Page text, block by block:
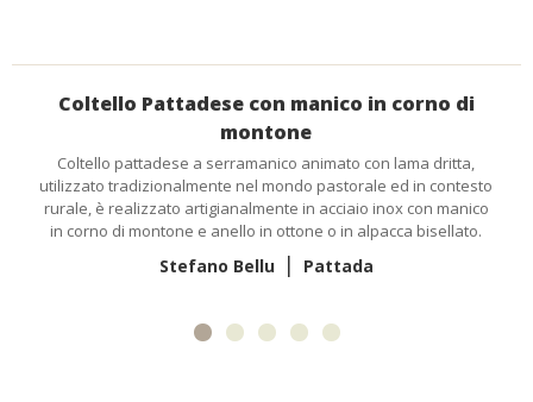
Coltello Pattadese con manico in corno di
montone
Coltello pattadese a serramanico animato con lama dritta,
utilizzato tradizionalmente nel mondo pastorale ed in contesto
rurale, è realizzato artigianalmente in acciaio inox con manico
in corno di montone e anello in ottone o in alpacca bisellato.
Stefano Bellu | Pattada